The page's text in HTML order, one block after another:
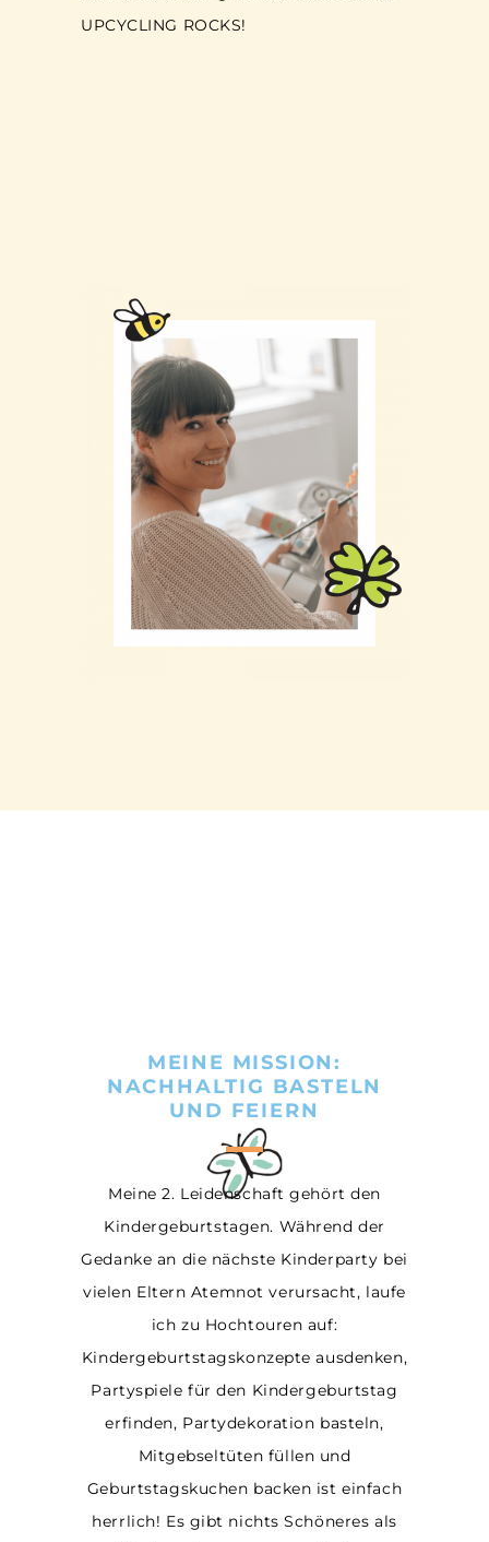
UPCYCLING ROCKS!
MEINE MISSION:
NACHHALTIG BASTELN
UND FEIERN
Meine 2. Leidenschaft gehört den
Kindergeburtstagen. Während der
Gedanke an die nächste Kinderparty bei
vielen Eltern Atemnot verursacht, laufe
ich zu Hochtouren auf:
Kindergeburtstagskonzepte ausdenken,
Partyspiele für den Kindergeburtstag
erfinden, Partydekoration basteln,
Mitgebseltüten füllen und
Geburtstagskuchen backen ist einfach
herrlich! Es gibt nichts Schöneres als